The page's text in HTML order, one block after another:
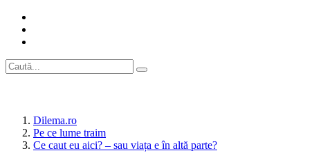
Dilema.ro
Pe ce lume traim
Ce caut eu aici? – sau viața e în altă parte?